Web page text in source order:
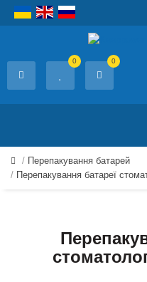
0 0
Перепакування батарей
Перепакування батареї